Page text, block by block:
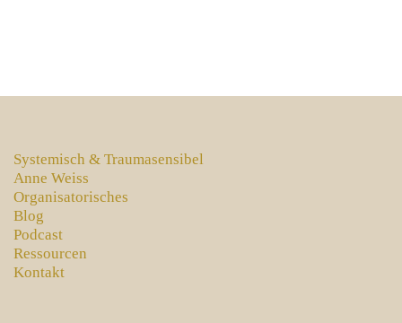
Systemisch & Traumasensibel
Anne Weiss
Organisatorisches
Blog
Podcast
Ressourcen
Kontakt